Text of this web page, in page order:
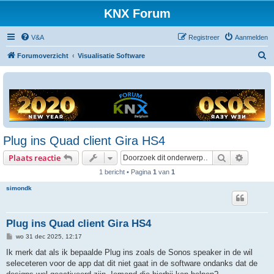
KNX Forum
V&A Aanmelden
Registreer
Forumoverzicht Visualisatie Software
Plug ins Quad client Gira HS4
Plaats reactie Zoek
1 bericht • Pagina 1 van 1
simondk
Plug ins Quad client Gira HS4
B
c
wo 31 dec 2025, 12:17
Ik merk dat als ik bepaalde Plug ins zoals de Sonos speaker in de wil
seleceteren voor de app dat dit niet gaat in de software ondanks dat de